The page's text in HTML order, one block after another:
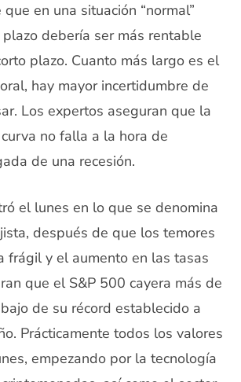
en una situación “normal”
debería ser más rentable
plazo. Cuanto más largo es el
hay mayor incertidumbre de
Los expertos aseguran que la
no falla a la hora de
de una recesión.
el lunes en lo que se denomina
después de que los temores
frágil y el aumento en las tasas
que el S&P 500 cayera más de
de su récord establecido a
Prácticamente todos los valores
empezando por la tecnología